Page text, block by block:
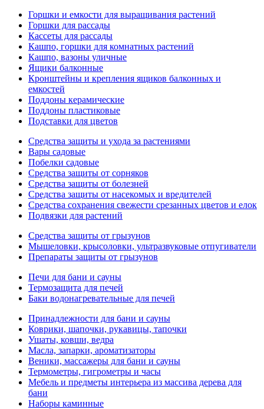
Горшки и емкости для выращивания растений
Горшки для рассады
Кассеты для рассады
Кашпо, горшки для комнатных растений
Кашпо, вазоны уличные
Ящики балконные
Кронштейны и крепления ящиков балконных и
емкостей
Поддоны керамические
Поддоны пластиковые
Подставки для цветов
Средства защиты и ухода за растениями
Вары садовые
Побелки садовые
Средства защиты от сорняков
Средства защиты от болезней
Средства защиты от насекомых и вредителей
Средства сохранения свежести срезанных цветов и елок
Подвязки для растений
Средства защиты от грызунов
Мышеловки, крысоловки, ультразвуковые отпугиватели
Препараты защиты от грызунов
Печи для бани и сауны
Термозащита для печей
Баки водонагревательные для печей
Принадлежности для бани и сауны
Коврики, шапочки, рукавицы, тапочки
Ушаты, ковши, ведра
Масла, запарки, ароматизаторы
Веники, массажеры для бани и сауны
Термометры, гигрометры и часы
Мебель и предметы интерьера из массива дерева для
бани
Наборы каминные